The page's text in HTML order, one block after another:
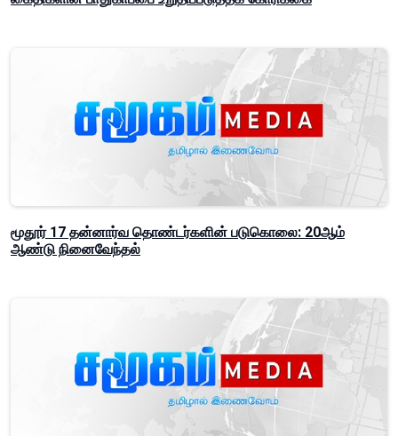
மூதூர் 17 தன்னார்வ தொண்டர்களின் படுகொலை: 20ஆம்
ஆண்டு நினைவேந்தல்